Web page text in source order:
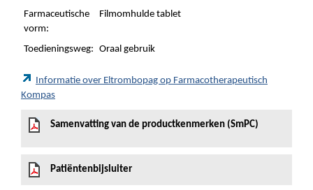
Farmaceutische
vorm:
Filmomhulde tablet
Toedieningsweg: Oraal gebruik
Informatie over Eltrombopag op Farmacotherapeutisch
Kompas
Samenvatting van de productkenmerken (SmPC)
Patiëntenbijsluiter